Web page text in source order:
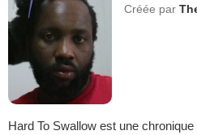
Créée par
Hard To Swallow est une